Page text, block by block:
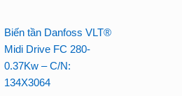
Biến tần Danfoss VLT®
Midi Drive FC 280-
0.37Kw – C/N:
134X3064